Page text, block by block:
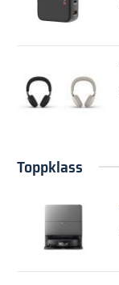
Toppklass